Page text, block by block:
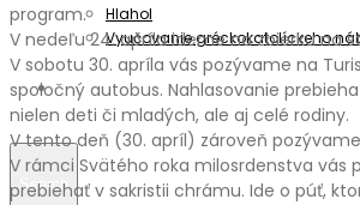
Hlahol
Vyučovanie gréckokatolíckeho
Fotogaléria
Search
program.
V nedeľu 24. apríla ideme na zbierku na
V sobotu 30. apríla vás pozývame na
spoločný autobus. Nahlasovanie
nielen deti či mladých, ale aj celé rodiny.
V tento deň (30. apríl) zároveň
V rámci Svätého roka milosrdenstva vás
prebiehať v sakristii chrámu. Ide o púť,